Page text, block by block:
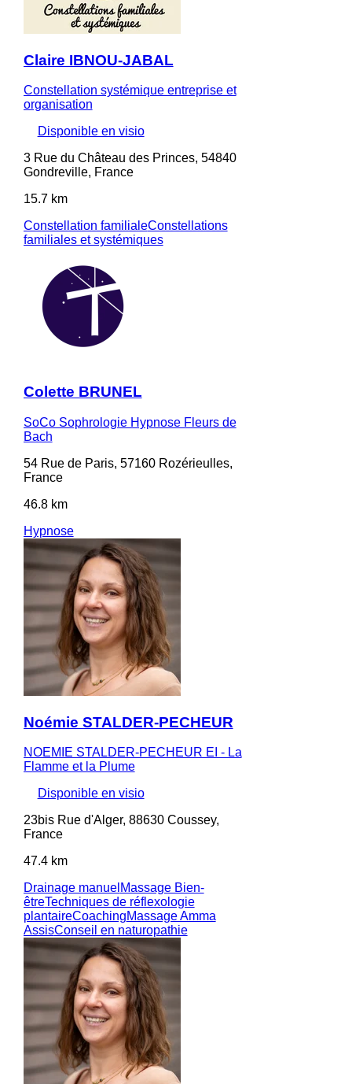
Claire IBNOU-JABAL
Constellation systémique entreprise et
organisation
Disponible en visio
3 Rue du Château des Princes, 54840
Gondreville, France
15.7 km
Constellation familialeConstellations
familiales et systémiques
Colette BRUNEL
SoCo Sophrologie Hypnose Fleurs de
Bach
54 Rue de Paris, 57160 Rozérieulles,
France
46.8 km
Hypnose
Noémie STALDER-PECHEUR
NOEMIE STALDER-PECHEUR EI - La
Flamme et la Plume
Disponible en visio
23bis Rue d'Alger, 88630 Coussey,
France
47.4 km
Drainage manuel Massage Bien-
êtreTechniques de réflexologie
plantaireCoachingMassage Amma
AssisConseil en naturopathie